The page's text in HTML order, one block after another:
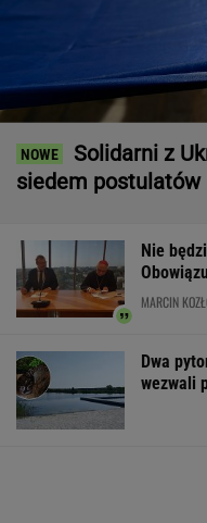
Solidarni z
siedem postulatów
Nie
MARCIN
Dwa
wezwali